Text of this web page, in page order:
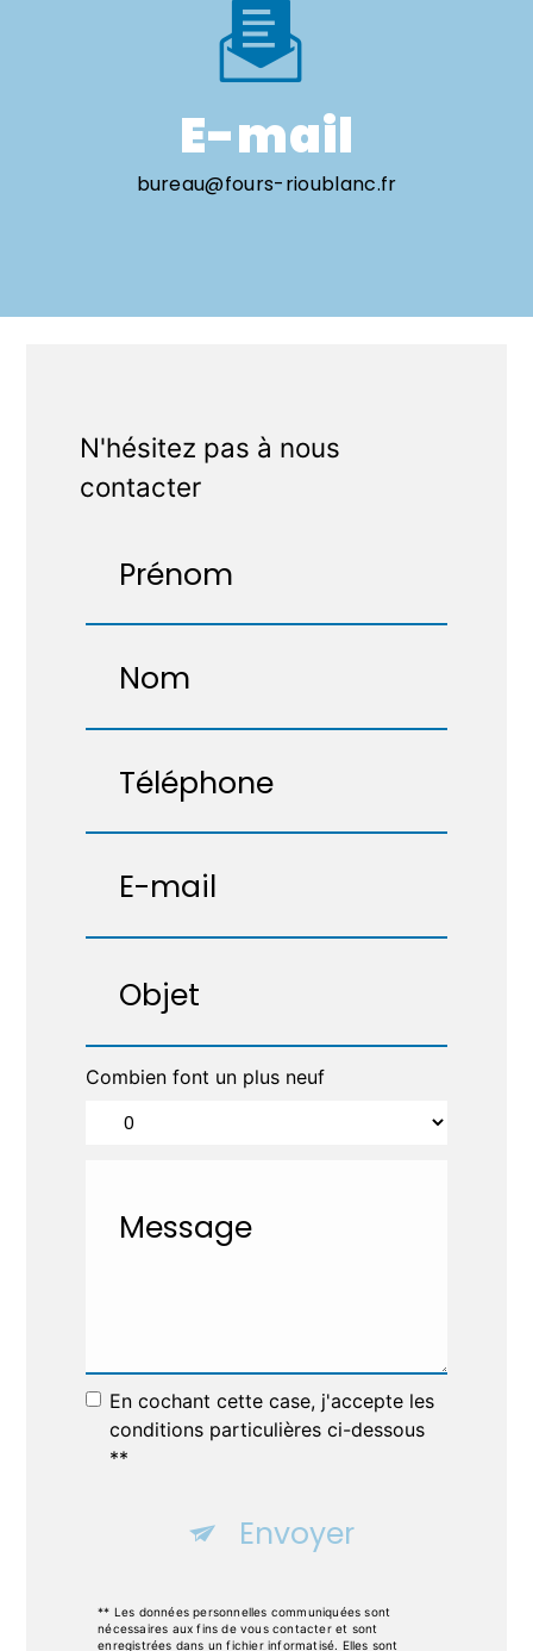
E-mail
bureau@fours-rioublanc.fr
N'hésitez pas à nous
contacter
Combien font un plus neuf
En cochant cette case, j'accepte les
conditions particulières ci-dessous
**
Envoyer
** Les données personnelles communiquées sont
nécessaires aux fins de vous contacter et sont
enregistrées dans un fichier informatisé. Elles sont